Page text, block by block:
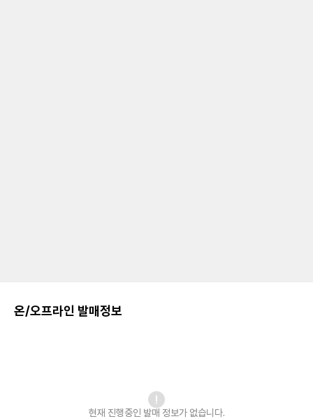
온/오프라인 발매정보
현재 진행중인 발매 정보가 없습니다.